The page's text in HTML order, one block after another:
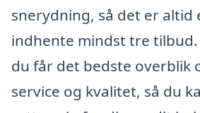
snerydning, så det er altid
indhente mindst tre
du får det bedste overblik
service og kvalitet, så du